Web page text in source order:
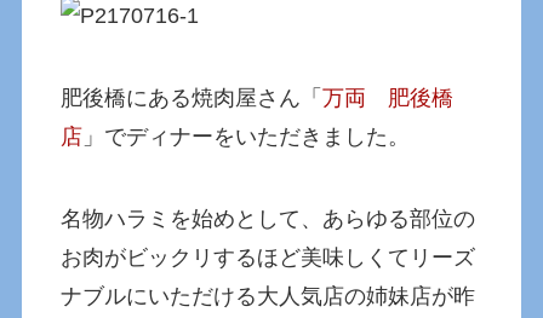
肥後橋にある焼肉屋さん「万両 肥後橋
店 」でディナーをいただきました。
名物ハラミを始めとして、あらゆる部位の
お肉がビックリするほど美味しくてリーズ
ナブルにいただける大人気店の姉妹店が昨